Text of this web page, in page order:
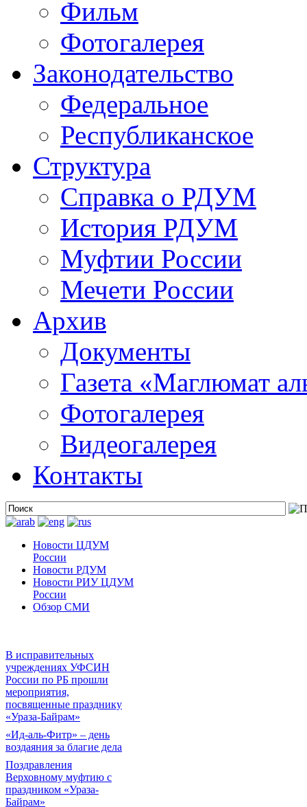
Фильм
Фотогалерея
Законодательство
Федеральное
Республиканское
Структура
Справка о РДУМ
История РДУМ
Муфтии России
Мечети России
Архив
Документы
Газета «Маглюмат
Фотогалерея
Видеогалерея
Контакты
Новости ЦДУМ
России
Новости РДУМ
Новости РИУ ЦДУМ
России
Обзор СМИ
В исправительных
учреждениях УФСИН
России по РБ прошли
мероприятия,
посвященные празднику
«Ураза-Байрам»
«Ид-аль-Фитр» – день
воздаяния за благие дела
Поздравления
Верховному муфтию с
праздником «Ураза-
Байрам»